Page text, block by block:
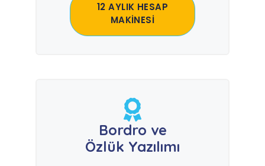
12 AYLIK HESAP
MAKİNESİ
Bordro ve
Özlük Yazılımı